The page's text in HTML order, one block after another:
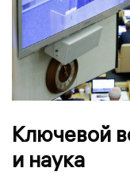
Ключевой
и наука